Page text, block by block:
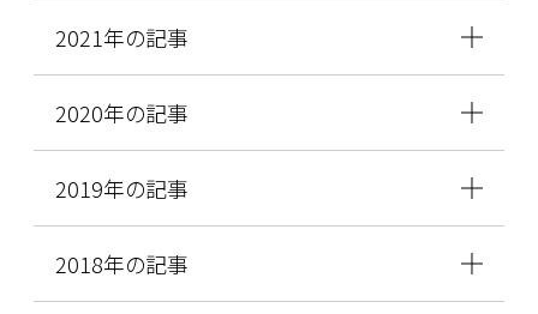
2021年の記事
2020年の記事
2019年の記事
2018年の記事